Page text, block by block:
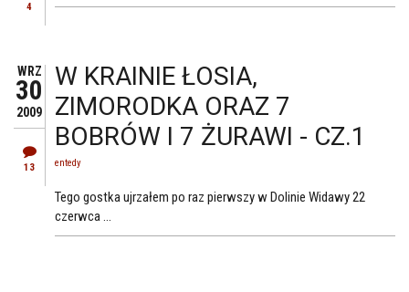
4
WRZ
30
2009
13
W KRAINIE ŁOSIA,
ZIMORODKA ORAZ 7
BOBRÓW I 7 ŻURAWI - CZ.1
entedy
Tego gostka ujrzałem po raz pierwszy w Dolinie Widawy 22
czerwca ...